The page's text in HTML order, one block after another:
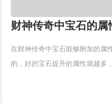
财神传奇中宝石的属
在财神传奇中宝石能够附加的属
的，好的宝石提升的属性就越多